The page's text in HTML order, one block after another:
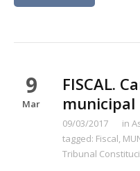
9
Mar
FISCAL.
municipal
09/03/2017 in
tagged: Fiscal,
Tribunal